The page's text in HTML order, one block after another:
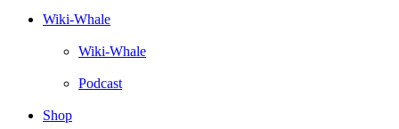
Wiki-Whale
Wiki-Whale
Podcast
Shop